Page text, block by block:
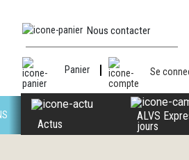
Nous contacter
Panier Se
Actus
ALVS
jours